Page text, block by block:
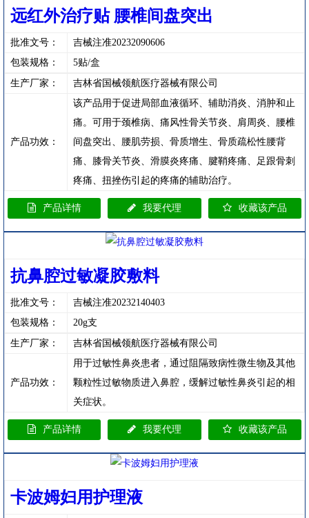
远红外治疗贴 腰椎间盘突出
批准文号：
吉械注准20232090606
包装规格：
5贴/盒
生产厂家：
吉林省国械领航医疗器械有限公司
产品功效：
该产品用于促进局部血液循环、辅助消炎、消肿和止
痛。可用于颈椎病、痛风性骨关节炎、肩周炎、腰椎
间盘突出、腰肌劳损、骨质增生、骨质疏松性腰背
痛、膝骨关节炎、滑膜炎疼痛、腱鞘疼痛、足跟骨刺
疼痛、扭挫伤引起的疼痛的辅助治疗。
产品详情 我要代理 收藏该产品
抗鼻腔过敏凝胶敷料
批准文号：
吉械注准20232140403
包装规格：
20g支
生产厂家：
吉林省国械领航医疗器械有限公司
产品功效：
用于过敏性鼻炎患者，通过阻隔致病性微生物及其他
颗粒性过敏物质进入鼻腔，缓解过敏性鼻炎引起的相
关症状。
产品详情 我要代理 收藏该产品
卡波姆妇用护理液